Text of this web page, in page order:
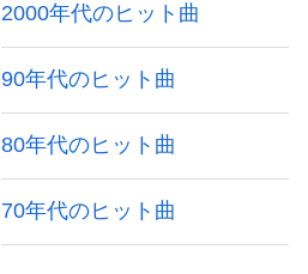
2000年代のヒット曲
90年代のヒット曲
80年代のヒット曲
70年代のヒット曲